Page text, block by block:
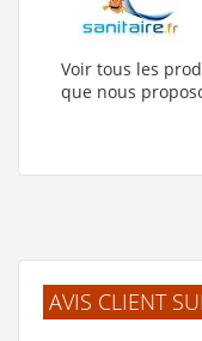
Voir tous les
que nous
AVIS CLIENT